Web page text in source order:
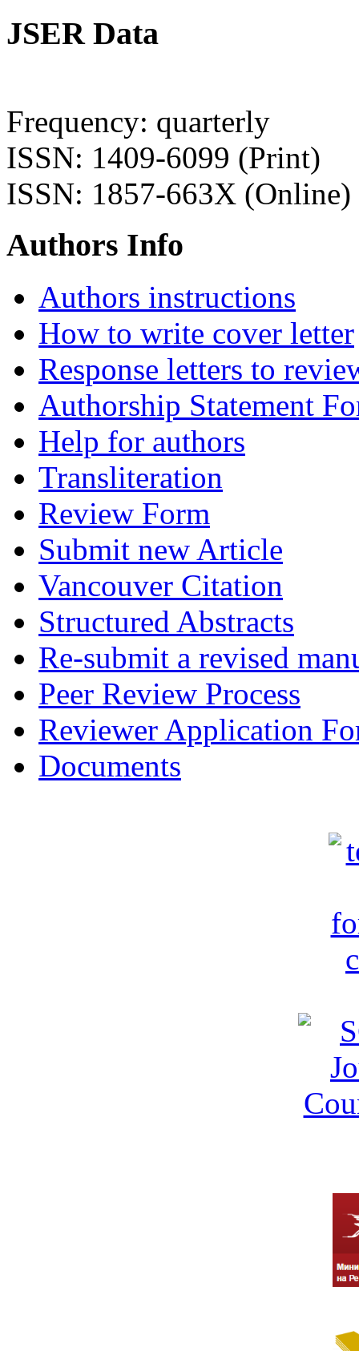
JSER Data
Frequency: quarterly
ISSN: 1409-6099 (Print)
ISSN: 1857-663X (Online)
Authors Info
Authors instructions
How to write cover letter
Response letters to
Authorship Statement
Help for authors
Transliteration
Review Form
Submit new Article
Vancouver Citation
Structured Abstracts
Re-submit a revised
Peer Review Process
Reviewer Application
Documents